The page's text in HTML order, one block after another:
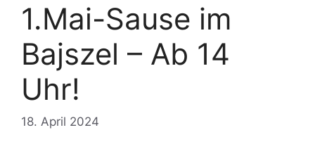
1.Mai-Sause im
Bajszel – Ab 14
Uhr!
18. April 2024